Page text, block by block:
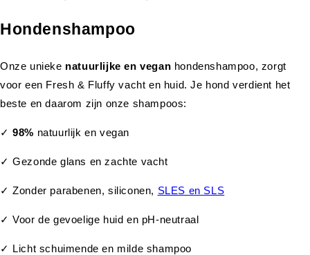
Hondenshampoo
Onze unieke natuurlijke en vegan hondenshampoo, zorgt
voor een Fresh & Fluffy vacht en huid. Je hond verdient het
beste en daarom zijn onze shampoos:
✓98% natuurlijk en vegan
✓ Gezonde glans en zachte vacht
✓ Zonder parabenen, siliconen, SLES en SLS
✓ Voor de gevoelige huid en pH-neutraal
✓ Licht schuimende en milde shampoo